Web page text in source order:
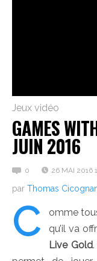
Jeux vidéo
GAMES
JUIN 2016
0 26 MAI 2016
par Thomas
C
omme
qu’il va
Live Gold